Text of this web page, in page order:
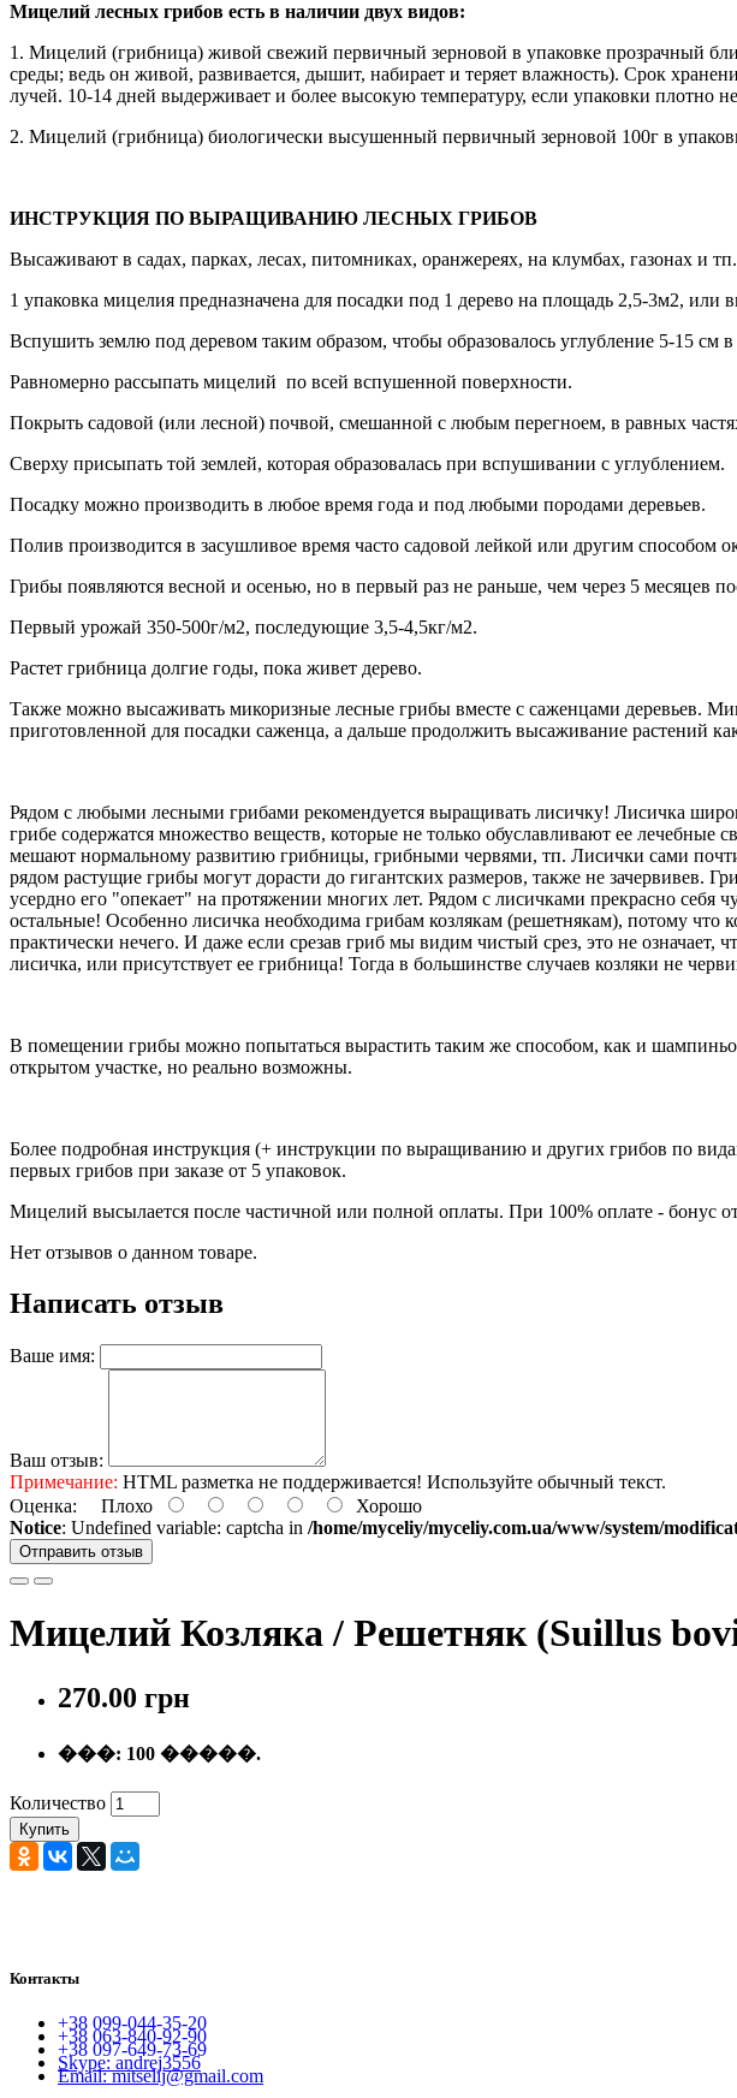
Мицелий лесных грибов есть в наличии двух видов:
1. Мицелий (грибница) живой свежий первичный зерновой в упаковке прозрачный
среды; ведь он живой, развивается, дышит, набирает и теряет влажность). Срок
лучей. 10-14 дней выдерживает и более высокую температуру, если упаковки плотно
2. Мицелий (грибница) биологически высушенный первичный зерновой 100г в
ИНСТРУКЦИЯ ПО ВЫРАЩИВАНИЮ ЛЕСНЫХ ГРИБОВ
Высаживают в садах, парках, лесах, питомниках, оранжереях, на клумбах, газонах и тп.
1 упаковка мицелия предназначена для посадки под 1 дерево на площадь 2,5-3м2,
Вспушить землю под деревом таким образом, чтобы образовалось углубление 5-15 см
Равномерно рассыпать мицелий по всей вспушенной поверхности.
Покрыть садовой (или лесной) почвой, смешанной с любым перегноем, в равных
Сверху присыпать той землей, которая образовалась при вспушивании с углублением.
Посадку можно производить в любое время года и под любыми породами деревьев.
Полив производится в засушливое время часто садовой лейкой или другим способом
Грибы появляются весной и осенью, но в первый раз не раньше, чем через 5 месяцев
Первый урожай 350-500г/м2, последующие 3,5-4,5кг/м2.
Растет грибница долгие годы, пока живет дерево.
Также можно высаживать микоризные лесные грибы вместе с саженцами деревьев.
приготовленной для посадки саженца, а дальше продолжить высаживание растений
Рядом с любыми лесными грибами рекомендуется выращивать лисичку! Лисичка
грибе содержатся множество веществ, которые не только обуславливают ее
мешают нормальному развитию грибницы, грибными червями, тп. Лисички сами
рядом растущие грибы могут дорасти до гигантских размеров, также не зачервивев.
усердно его "опекает" на протяжении многих лет. Рядом с лисичками прекрасно
остальные! Особенно лисичка необходима грибам козлякам (решетнякам), потому что
практически нечего. И даже если срезав гриб мы видим чистый срез, это не означает,
лисичка, или присутствует ее грибница! Тогда в большинстве случаев козляки не
В помещении грибы можно попытаться вырастить таким же способом, как и
открытом участке, но реально возможны.
Более подробная инструкция (+ инструкции по выращиванию и других грибов по
первых грибов при заказе от 5 упаковок.
Мицелий высылается после частичной или полной оплаты. При 100% оплате - бонус
Нет отзывов о данном товаре.
Написать отзыв
Ваше имя:
Ваш отзыв:
Примечание: HTML разметка не поддерживается! Используйте обычный текст.
Оценка: Плохо
Хорошо
Notice: Undefined variable: captcha in /home/myceliy/myceliy.com.ua/www/system/
Отправить отзыв
Мицелий Козляка / Решетняк (Suillus
270.00 грн
���: 100 �����.
Количество
Купить
Контакты
+38 099-044-35-20
+38 063-840-92-90
+38 097-649-73-69
Skype: andrej3556
Email: mitselij@gmail.com